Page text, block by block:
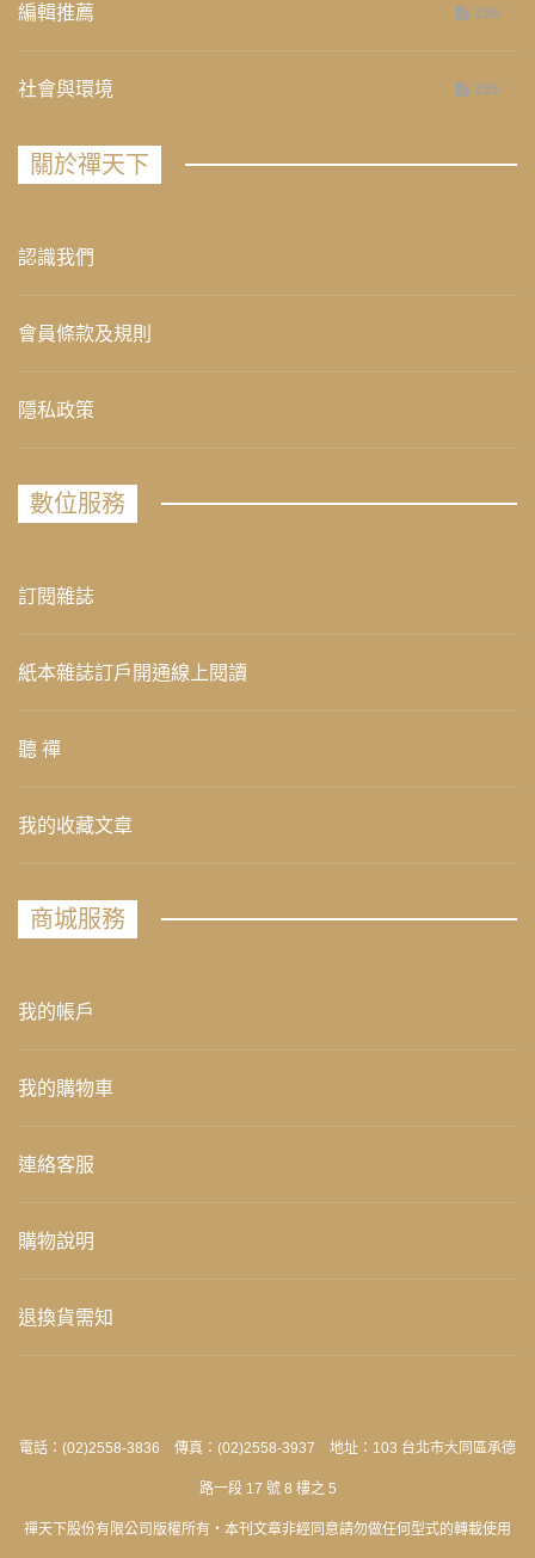
編輯推薦 236
社會與環境 235
關於禪天下
認識我們
會員條款及規則
隱私政策
數位服務
訂閱雜誌
紙本雜誌訂戶開通線上閱讀
聽 禪
我的收藏文章
商城服務
我的帳戶
我的購物車
連絡客服
購物說明
退換貨需知
電話：(02)2558-3836 傳真：(02)2558-3937 地址：103 台北市大同區承德
路一段 17 號 8 樓之 5
禪天下股份有限公司版權所有‧本刊文章非經同意請勿做任何型式的轉載使用